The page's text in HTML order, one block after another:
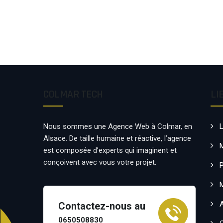
Nous sommes une Agence Web à Colmar, en
Alsace. De taille humaine et réactive, l’agence
est composée d’experts qui imaginent et
conçoivent avec vous votre projet.
Contactez-nous au
0650508830